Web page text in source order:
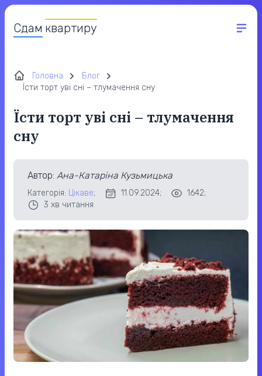
Сдам квартиру
Головна
Блог
Їсти торт уві сні – тлумачення сну
Їсти торт уві сні – тлумачення
сну
Автор: Ана-Катаріна Кузьмицька
Категорія: Цікаве; 11.09.2024;
1642;
3 хв читання